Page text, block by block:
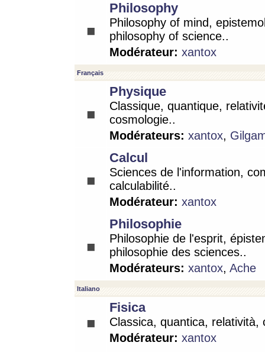
Philosophy
Philosophy of mind,
philosophy of science..
Modérateur: xantox
Français
Physique
Classique, quantique,
cosmologie..
Modérateurs: xantox,
Calcul
Sciences de l'information,
calculabilité..
Modérateur: xantox
Philosophie
Philosophie de l'esprit,
philosophie des sciences..
Modérateurs: xantox, Ache
Italiano
Fisica
Classica, quantica, relatività,
Modérateur: xantox